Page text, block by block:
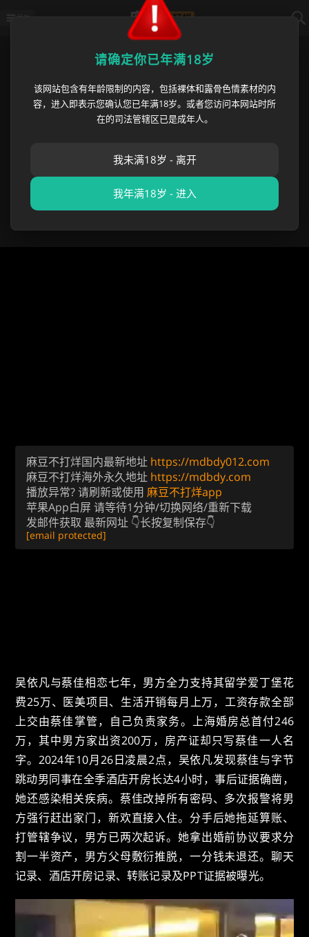
蔡佳出轨事件 七年2
蔡佳出轨事件 七年200万婚房全由
男方承担 出轨男同事凌晨全季酒
麻豆不打烊国内最新地址 https://mdbdy012.com
麻豆不打烊海外永久地址 https://mdbdy.com
播放异常? 请刷新或使用 麻豆不打烊app
苹果App白屏 请等待1分钟/切换网络/重新下载
发邮件获取 最新网址 👇长按复制保存👇
[email protected]
吴依凡与蔡佳相恋七年，男方全力支持其留学爱丁堡花
费25万、医美项目、生活开销每月上万，工资存款全部
上交由蔡佳掌管，自己负责家务。上海婚房总首付246
万，其中男方家出资200万，房产证却只写蔡佳一人名
字。2024年10月26日凌晨2点，吴依凡发现蔡佳与字节
跳动男同事在全季酒店开房长达4小时，事后证据确凿，
她还感染相关疾病。蔡佳改掉所有密码、多次报警将男
方强行赶出家门，新欢直接入住。分手后她拖延算账、
打管辖争议，男方已两次起诉。她拿出婚前协议要求分
割一半资产，男方父母敷衍推脱，一分钱未退还。聊天
记录、酒店开房记录、转账记录及PPT证据被曝光。
请确定你已年满18岁
该网站包含有年龄限制的内容，包括裸体和露骨色情素材的内
容，进入即表示您确认您已年满18岁。或者您访问本网站时所
在的司法管辖区已是成年人。
我未满18岁 - 离开
我年满18岁 - 进入